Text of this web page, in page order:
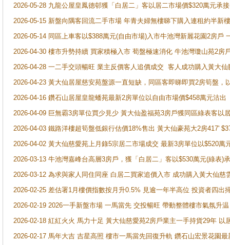
2026-05-28 九龍公屋皇鳳德邨獲「白居二」客以居二市場價$320萬元承接
2026-05-15 新盤向隅客回流二手市場 年青夫婦無樓睇下購入連租約半新
2026-05-14 同區上車客以$388萬元(自由市場)入市牛池灣新麗花園2房戶
2026-04-30 樓市升勢持續 買家積極入市 荀盤極速消化 牛池灣瓊山苑2房
2026-04-28 一二手交頭暢旺 業主反價客人追價成交 客人成功購入黃大
2026-04-23 黃大仙居屋慈安苑盤源一直短缺，同區客即睇即買2房筍盤，
2026-04-16 鑽石山居屋皇龍蟠苑最新2房單位以自由市場價$458萬元沽出
2026-04-09 巨無霸3房單位買少見少 黃大仙盈福苑3房戶獲同區綠表客以
2026-04-03 鐵路洋樓超筍盤低銀行估價18%售出 黃大仙豪苑大2房417'
2026-04-02 黃大仙慈愛苑上月錄5宗居二市場成交 最新3房單位以$520萬
2026-03-13 牛池灣嘉峰台高層3房戶，獲「白居二」客以$530萬元(綠表)
2026-03-12 為求與家人同住同座 白居二買家追價入市 成功購入黃大仙
2026-02-25 差估署1月樓價指數按月升0.5% 見逾一年半高位 投資者四
2026-02-19 2026一手新盤市場 一馬當先 交投暢旺 帶動整體樓市氣氛升
2026-02-18 紅紅火火 馬力十足 黃大仙慈愛苑2房戶業主一手持貨29年 以
2026-02-17 馬年大吉 吉星高照 樓市一馬當先回復升軌 鑽石山宏景花園